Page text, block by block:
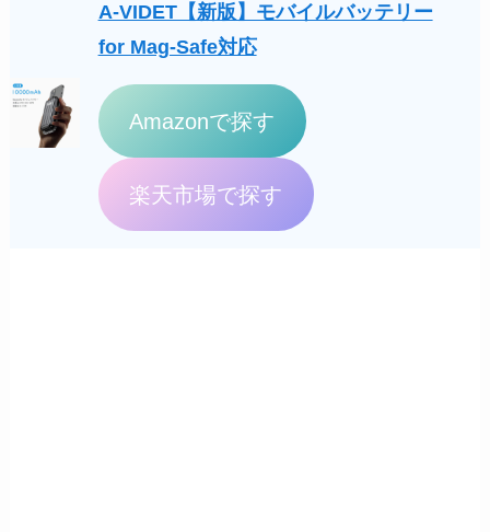
A-VIDET【新版】モバイルバッテリー
for Mag-Safe対応
Amazonで探す
楽天市場で探す